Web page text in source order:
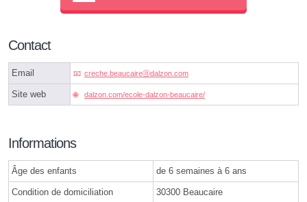
Contact
Email creche.beaucaireⓐdalzon.com
Site web dalzon.com/ecole-dalzon-beaucaire/
Informations
Âge des enfants de 6 semaines à 6 ans
Condition de domiciliation 30300 Beaucaire